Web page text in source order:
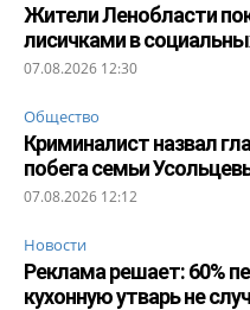
Жители Ленобласти
лисичками в
07.08.2026 12:30
Общество
Криминалист назвал
побега семьи
07.08.2026 12:12
Новости
Реклама решает: 60%
кухонную утварь не